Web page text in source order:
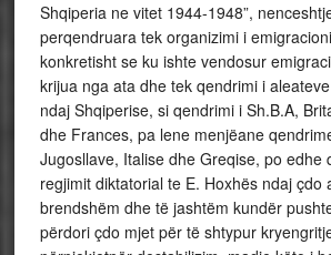
Shqiperia ne vitet 1944-1948”,
perqendruara tek organizimi i
konkretisht se ku ishte vendosur
krijua nga ata dhe tek qendrimi i
ndaj Shqiperise, si qendrimi i Sh.B.A,
dhe Frances, pa lene menjëane
Jugosllave, Italise dhe Greqise, po edhe
regjimit diktatorial te E. Hoxhës ndaj çdo
brendshëm dhe të jashtëm kundër
përdori çdo mjet për të shtypur